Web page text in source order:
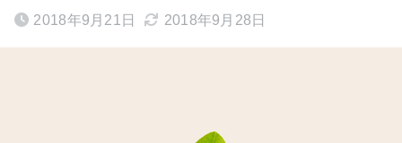
2018年9月21日 2018年9月28日